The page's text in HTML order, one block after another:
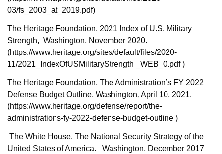
03/fs_2003_at_2019.pdf)
The Heritage Foundation, 2021 Index of U.S. Military
Strength, Washington, November 2020.
(https://www.heritage.org/sites/default/files/2020-
11/2021_IndexOfUSMilitaryStrength _WEB_0.pdf )
The Heritage Foundation, The Administration’s FY 2022
Defense Budget Outline, Washington, April 10, 2021.
(https://www.heritage.org/defense/report/the-
administrations-fy-2022-defense-budget-outline )
The White House. The National Security Strategy of the
United States of America. Washington, December 2017